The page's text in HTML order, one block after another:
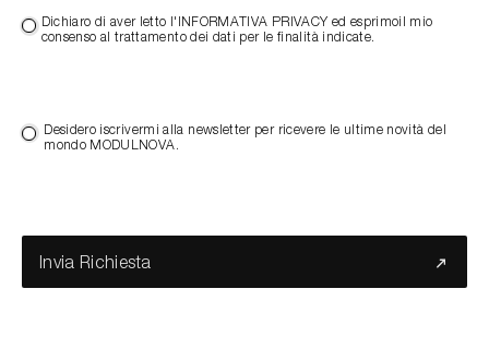
Dichiaro di aver letto l'INFORMATIVA PRIVACY ed esprimoil mio
consenso al trattamento dei dati per le finalità indicate.
Desidero iscrivermi alla newsletter per ricevere le ultime novità del
mondo MODULNOVA.
Invia Richiesta